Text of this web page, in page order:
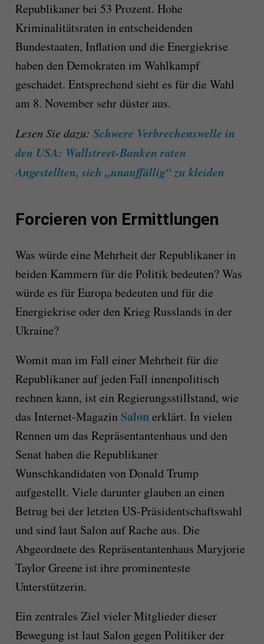
Republikaner bei 53 Prozent. Hohe
Kriminalitätsraten in entscheidenden
Bundestaaten, Inflation und die Energiekrise
haben den Demokraten im Wahlkampf
geschadet. Entsprechend sieht es für die Wahl
am 8. November sehr düster aus.
Lesen Sie dazu: Schwere Verbrechenswelle in
den USA: Wallstreet-Banken raten
Angestellten, sich „unauffällig“ zu kleiden
Forcieren von Ermittlungen
Was würde eine Mehrheit der Republikaner in
beiden Kammern für die Politik bedeuten? Was
würde es für Europa bedeuten und für die
Energiekrise oder den Krieg Russlands in der
Ukraine?
Womit man im Fall einer Mehrheit für die
Republikaner auf jeden Fall innenpolitisch
rechnen kann, ist ein Regierungsstillstand, wie
das Internet-MagazinSalonerklärt. In vielen
Rennen um das Repräsentantenhaus und den
Senat haben die Republikaner
Wunschkandidaten von Donald Trump
aufgestellt. Viele darunter glauben an einen
Betrug bei der letzten US-Präsidentschaftswahl
und sind laut Salon auf Rache aus. Die
Abgeordnete des Repräsentantenhaus Maryjorie
Taylor Greene ist ihre prominenteste
Unterstützerin.
Ein zentrales Ziel vieler Mitglieder dieser
Bewegung ist laut Salon gegen Politiker der